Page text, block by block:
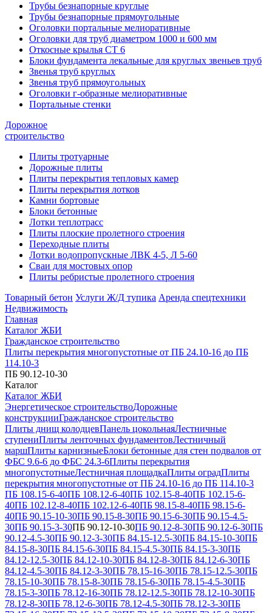
Трубы безнапорные круглые
Трубы безнапорные прямоугольные
Оголовки портальные мелиоративные
Оголовки для труб диаметром 1000 и 600 мм
Откосные крылья СТ 6
Блоки фундамента лекальные для круглых звеньев труб
Звенья труб круглых
Звенья труб прямоугольных
Оголовки г-образные мелиоративные
Портальные стенки
Дорожное
строительство
Плиты тротуарные
Дорожные плиты
Плиты перекрытия тепловых камер
Плиты перекрытия лотков
Камни бортовые
Блоки бетонные
Лотки теплотрасс
Плиты плоские пролетного строения
Переходные плиты
Лотки водопропускные ЛВК 4-5, Л 5-60
Сваи для мостовых опор
Плиты ребристые пролетного строения
Товарный бетон Услуги Ж/Д тупика Аренда спецтехники
Недвижимость
Главная
Каталог ЖБИ
Гражданское строительство
Плиты перекрытия многопустотные от ПБ 24.10-16 до ПБ
114.10-3
ПБ 90.12-10-30
Каталог
Каталог ЖБИ
Энергетическое строительствоДорожные
конструкцииГражданское строительство
Плиты днищ колодцевПанель цокольнаяЛестничные
ступениПлиты ленточных фундаментовЛестничный
маршПлиты карнизныеБлоки бетонные для стен подвалов от
ФБС 9.6-6 до ФБС 24.3-6Плиты перекрытия
многопустотныеЛестничная площадкаПлиты оградПлиты
перекрытия многопустотные от ПБ 24.10-16 до ПБ 114.10-3
ПБ 108.15-6-40ПБ 108.12-6-40ПБ 102.15-8-40ПБ 102.15-6-
40ПБ 102.12-8-40ПБ 102.12-6-40ПБ 98.15-8-40ПБ 98.15-6-
40ПБ 90.15-10-30ПБ 90.15-8-30ПБ 90.15-6-30ПБ 90.15-4.5-
30ПБ 90.15-3-30ПБ 90.12-10-30ПБ 90.12-8-30ПБ 90.12-6-30ПБ
90.12-4.5-30ПБ 90.12-3-30ПБ 84.15-12.5-30ПБ 84.15-10-30ПБ
84.15-8-30ПБ 84.15-6-30ПБ 84.15-4.5-30ПБ 84.15-3-30ПБ
84.12-12.5-30ПБ 84.12-10-30ПБ 84.12-8-30ПБ 84.12-6-30ПБ
84.12-4.5-30ПБ 84.12-3-30ПБ 78.15-16-30ПБ 78.15-12.5-30ПБ
78.15-10-30ПБ 78.15-8-30ПБ 78.15-6-30ПБ 78.15-4.5-30ПБ
78.15-3-30ПБ 78.12-16-30ПБ 78.12-12.5-30ПБ 78.12-10-30ПБ
78.12-8-30ПБ 78.12-6-30ПБ 78.12-4.5-30ПБ 78.12-3-30ПБ